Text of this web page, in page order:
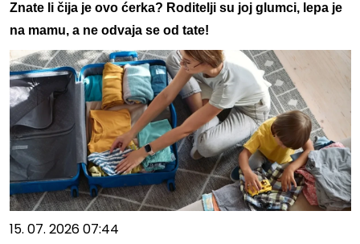
Znate li čija je ovo ćerka? Roditelji su joj glumci, lepa je
na mamu, a ne odvaja se od tate!
15. 07. 2026 07:44